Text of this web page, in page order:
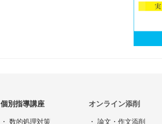
個別指導講座
・ 数的処理対策
オンライン添削
・ 論文・作文添削